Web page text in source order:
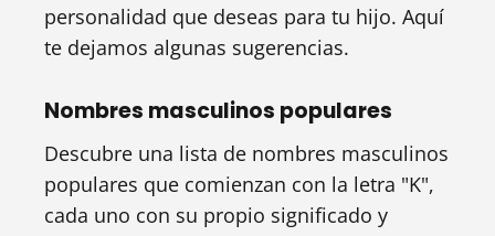
personalidad que deseas para tu hijo. Aquí
te dejamos algunas sugerencias.
Nombres masculinos populares
Descubre una lista de nombres masculinos
populares que comienzan con la letra "K",
cada uno con su propio significado y